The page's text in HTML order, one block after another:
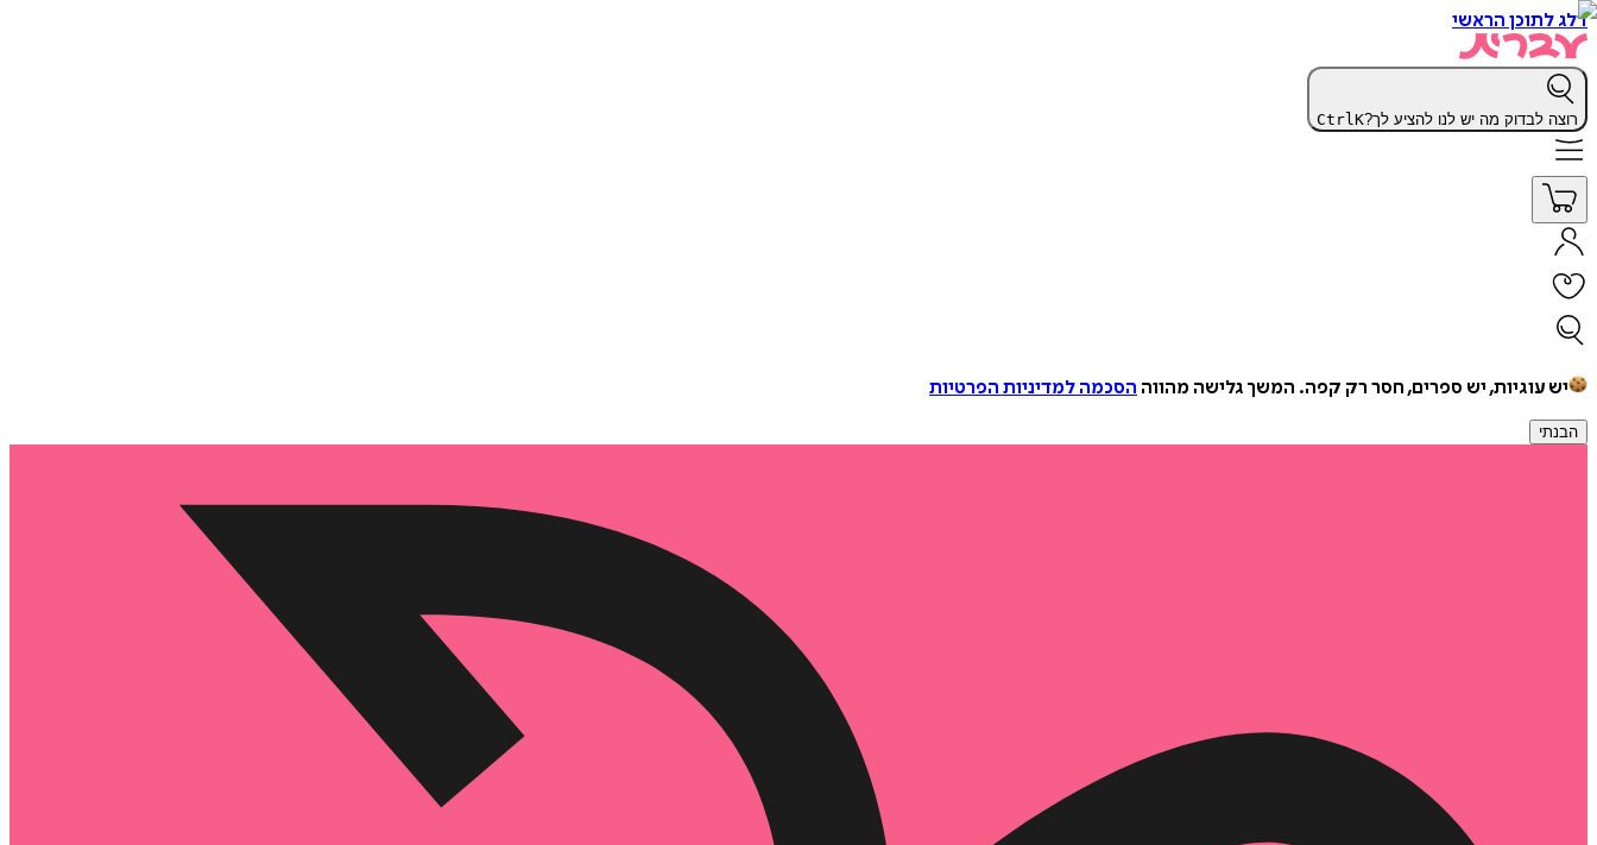
דלג לתוכן הראשי
רוצה לבדוק מה יש לנו להציע לך? CtrlK
יש עוגיות, יש ספרים, חסר רק קפה. המשך גלישה מהווה הסכמה למדיניות הפרטיות
הבנתי